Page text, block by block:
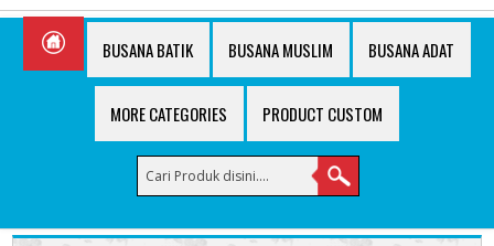
BUSANA BATIK BUSANA MUSLIM BUSANA ADAT
MORE CATEGORIES PRODUCT CUSTOM